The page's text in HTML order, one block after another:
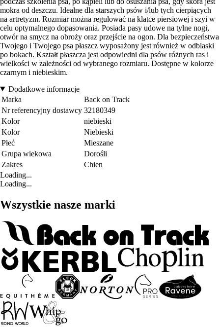
mokra od deszczu. Idealne dla starszych psów i/lub tych cierpiących
na artretyzm. Rozmiar można regulować na klatce piersiowej i szyi w
celu optymalnego dopasowania. Posiada pasy udowe na tylne nogi,
otwór na smycz na obroży oraz przejście na ogon. Dla bezpieczeństwa
Twojego i Twojego psa płaszcz wyposażony jest również w odblaski
po bokach. Kształt płaszcza jest odpowiedni dla psów różnych ras i
wielkości w zależności od wybranego rozmiaru. Dostępne w kolorze
czarnym i niebieskim.
Dodatkowe informacje
Marka
Back on Track
Nr referencyjny dostawcy 32180349
Kolor
niebieski
Kolor
Niebieski
Płeć
Mieszane
Grupa wiekowa
Dorośli
Zakres
Chien
Loading...
Loading...
Wszystkie nasze marki